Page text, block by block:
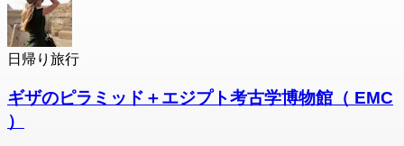
日帰り旅行
ギザのピラミッド＋エジプト考古学博物館（ EMC
）